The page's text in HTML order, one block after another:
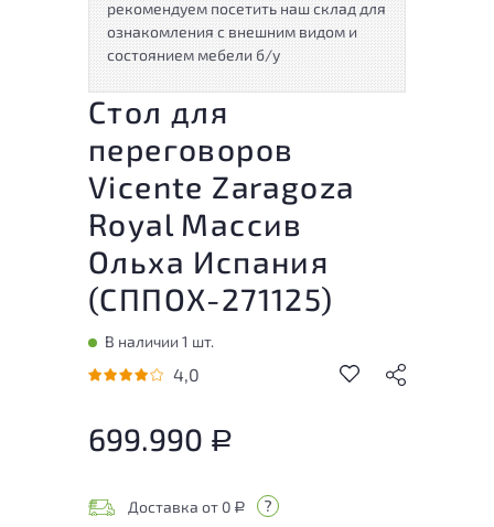
рекомендуем посетить наш склад для
ознакомления с внешним видом и
состоянием мебели б/у
Стол для
переговоров
Vicente Zaragoza
Royal Массив
Ольха Испания
(СППОХ-271125)
В наличии 1 шт.
4,0
699.990 Р
Доставка от 0 Р